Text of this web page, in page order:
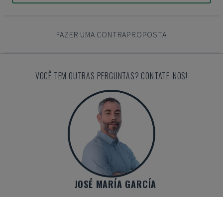
FAZER UMA CONTRAPROPOSTA
VOCÊ TEM OUTRAS PERGUNTAS? CONTATE-NOS!
JOSÉ MARÍA GARCÍA